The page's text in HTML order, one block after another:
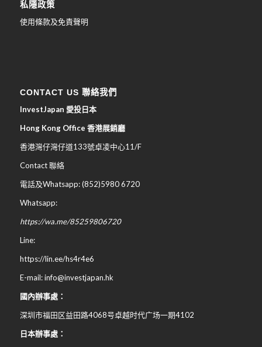
私隱政策
使用條款及免責聲明
CONTACT US 聯絡我們
InvestJapan 愛投日本
Hong Kong Office 香港展銷廳
香港灣仔灣仔道133號卓凌中心11/F
Contact 聯絡
電話及Whatsapp: (852)5980 6720
Whatsapp:
https://wa.me/85259806720
Line:
https://lin.ee/hs4r4e6
E-mail: info@investjapan.hk
國內辦事處：
深圳市福田区益田路4068号卓越时代广场一期4102
日本辦事處：